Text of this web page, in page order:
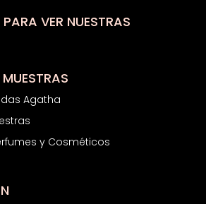
PARA VER NUESTRAS
Agatha
y Cosméticos